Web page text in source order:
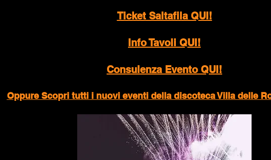
Ticket Saltafila QUI!
Info Tavoli QUI!
Consulenza Evento QUI!
Oppure Scopri tutti i nuovi eventi della discoteca Villa delle